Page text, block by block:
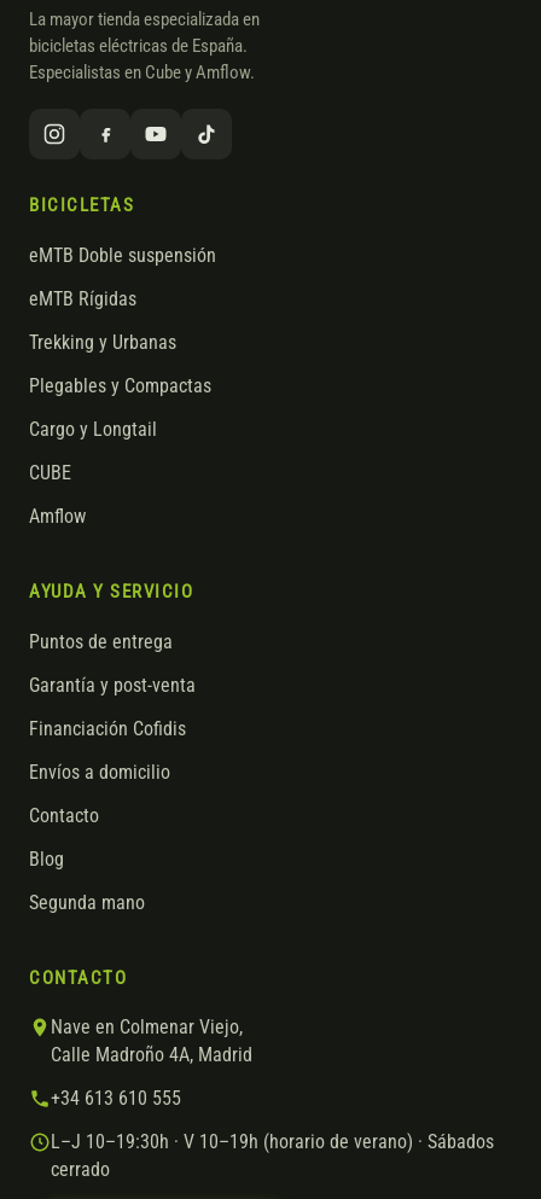
La mayor tienda especializada en
bicicletas eléctricas de España.
Especialistas en Cube y Amflow.
BICICLETAS
eMTB Doble suspensión
eMTB Rígidas
Trekking y Urbanas
Plegables y Compactas
Cargo y Longtail
CUBE
Amflow
AYUDA Y SERVICIO
Puntos de entrega
Garantía y post-venta
Financiación Cofidis
Envíos a domicilio
Contacto
Blog
Segunda mano
CONTACTO
Nave en Colmenar Viejo,
Calle Madroño 4A, Madrid
+34 613 610 555
L–J 10–19:30h · V 10–19h (horario de verano) · Sábados
cerrado